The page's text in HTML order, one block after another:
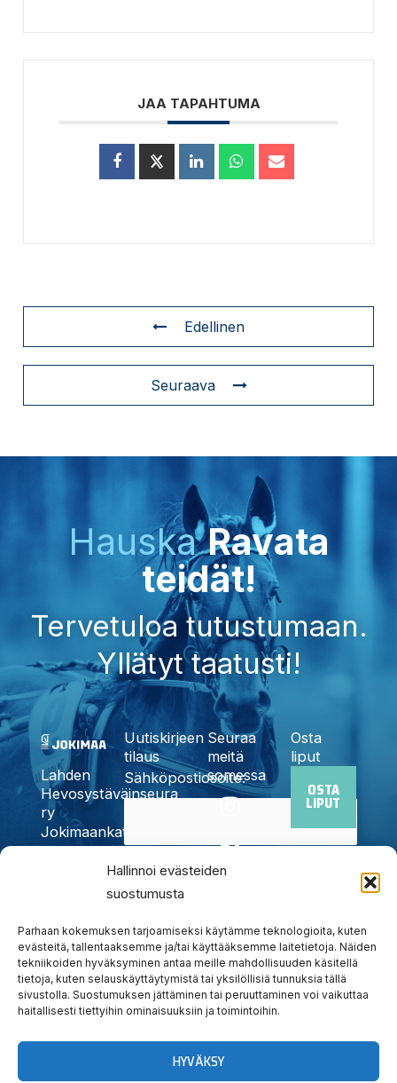
Hallinnoi evästeiden
suostumusta
Parhaan kokemuksen tarjoamiseksi käytämme teknologioita, kuten
evästeitä, tallentaaksemme ja/tai käyttääksemme laitetietoja. Näiden
tekniikoiden hyväksyminen antaa meille mahdollisuuden käsitellä
tietoja, kuten selauskäyttäytymistä tai yksilöllisiä tunnuksia tällä
sivustolla. Suostumuksen jättäminen tai peruuttaminen voi vaikuttaa
haitallisesti tiettyihin ominaisuuksiin ja toimintoihin.
HYVÄKSY
JAA TAPAHTUMA
Edellinen
Seuraava
HauskaRavata
teidät!
Tervetuloa tutustumaan.
Yllätyt taatusti!
Lahden
Hevosystäväinseura
ry
Jokimaankatu
6, 15700
6440
info@jokimaanravit.fi
Toimisto
avoinna
arkisin
Uutiskirjeen
tilaus
Sähköpostiosoite:
Kyllä,
tilaan
Seuraa
meitä
somessa
I
s
r
a
m
F
c
o
k
X
t
t
e
r
Y
u
e
T
k
Osta
liput
OSTA
LIPUT